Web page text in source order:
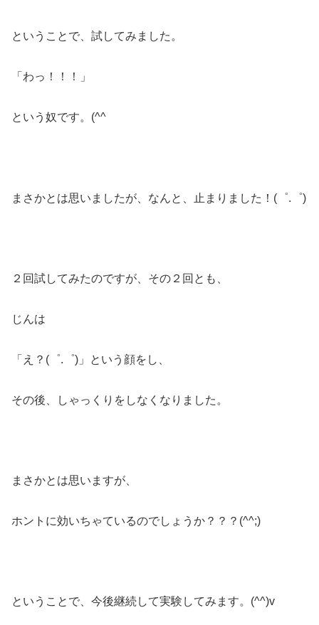
ということで、試してみました。
「わっ！！！」
という奴です。(^^ゞ
まさかとは思いましたが、なんと、止まりました！(゜.゜)
２回試してみたのですが、その２回とも、
じんは
「え？(゜.゜)」という顔をし、
その後、しゃっくりをしなくなりました。
まさかとは思いますが、
ホントに効いちゃているのでしょうか？？？(^^;)
ということで、今後継続して実験してみます。(^^)v